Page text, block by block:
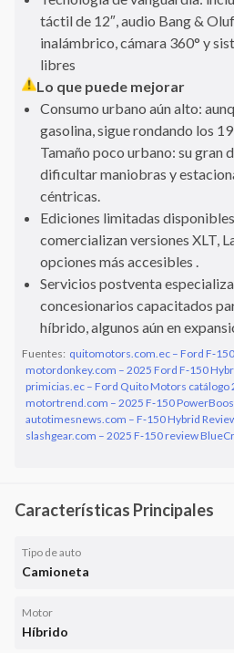
táctil de 12″, audio Bang &
inalámbrico, cámara 360° y
libres
Lo que puede mejorar
Consumo urbano aún alto:
gasolina, sigue rondando los
Tamaño poco urbano: su gran
dificultar maniobras y
céntricas.
Ediciones limitadas
comercializan versiones XLT,
opciones más accesibles .
Servicios postventa
concesionarios capacitados
híbrido, algunos aún en
Fuentes: quitomotors.com.ec – Ford
motordonkey.com – 2025 Ford F‑150
primicias.ec – Ford Quito Motors catálogo
motortrend.com – 2025 F‑150
autotimesnews.com – F‑150 Hybrid
slashgear.com – 2025 F‑150 review
Características Principales
Tipo de auto
Camioneta
Motor
Híbrido